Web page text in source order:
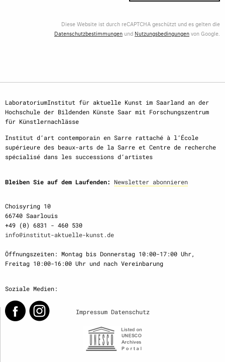
Diese Website ist durch reCAPTCHA geschützt und es gelten die
Datenschutzbestimmungen und Nutzungsbedingungenvon Google.
LaboratoriumInstitut für aktuelle Kunst im Saarland an der
Hochschule der Bildenden Künste Saar mit Forschungszentrum
für Künstlernachlässe
Institut d‘art contemporain en Sarre rattaché à l‘École
supérieure des beaux-arts de la Sarre et Centre de recherche
spécialisé dans les successions d‘artistes
Bleiben Sie auf dem Laufenden: Newsletter abonnieren
Choisyring 10
66740 Saarlouis
+49 (0) 6831 - 460 530
info@institut-aktuelle-kunst.de
Öffnungszeiten: Montag bis Donnerstag 10:00-17:00 Uhr,
Freitag 10:00-16:00 Uhr und nach Vereinbarung
Soziale Medien:
Impressum Datenschutz